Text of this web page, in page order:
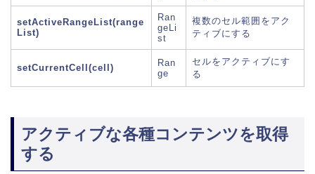
setActiveRangeList(range
List)
Ran
geLi
st
複数のセル範囲をアク
ティブにする
setCurrentCell(cell)
Ran
ge
セルをアクティブにす
る
アクティブな各種コンテンツを取得
する